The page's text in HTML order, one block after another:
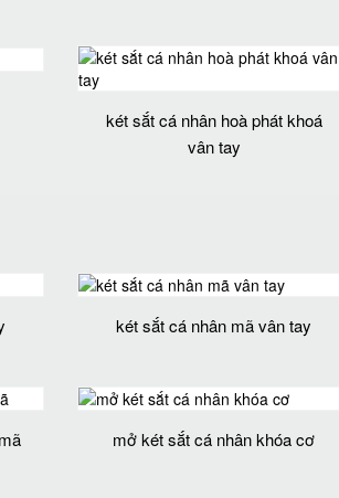
két sắt cá nhân hoà phát khoá
vân tay
két sắt cá nhân mã vân tay
mở két sắt cá nhân khóa cơ